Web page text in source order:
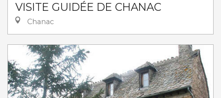
VISITE GUIDÉE DE CHANAC
Chanac